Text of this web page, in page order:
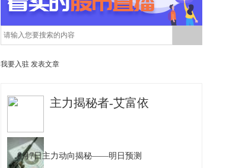
我要入驻 发表文章
主力揭秘者-艾富依
8月7日主力动向揭秘——明日预测